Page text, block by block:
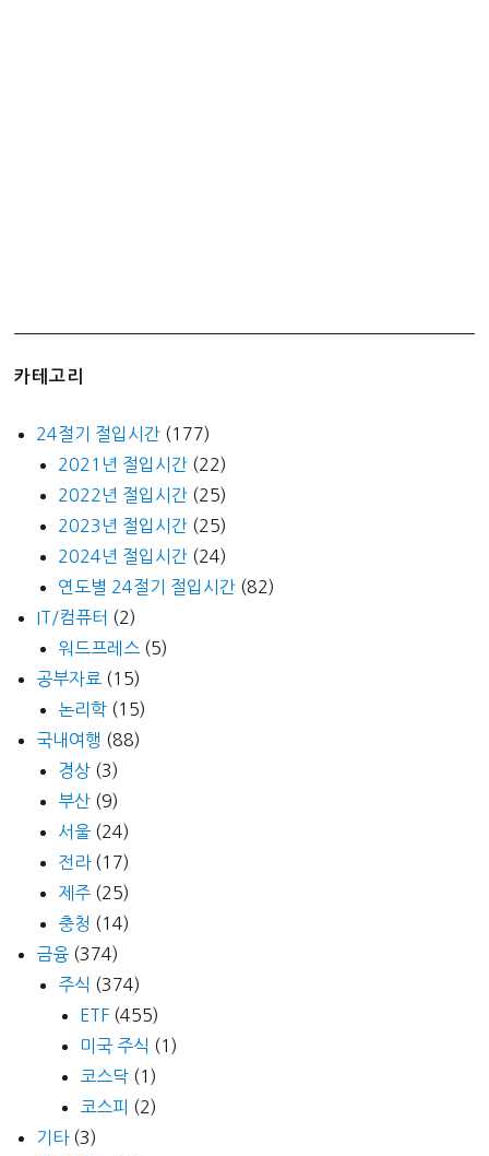
카테고리
24절기 절입시간 (177)
2021년 절입시간 (22)
2022년 절입시간 (25)
2023년 절입시간 (25)
2024년 절입시간 (24)
연도별 24절기 절입시간 (82)
IT/컴퓨터 (2)
워드프레스 (5)
공부자료 (15)
논리학 (15)
국내여행 (88)
경상 (3)
부산 (9)
서울 (24)
전라(17)
제주 (25)
충청 (14)
금융 (374)
주식 (374)
ETF (455)
미국 주식 (1)
코스닥 (1)
코스피 (2)
기타(3)